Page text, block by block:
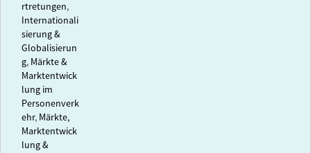
rtretungen,
Internationali
sierung &
Globalisierun
g, Märkte &
Marktentwick
lung im
Personenverk
ehr, Märkte,
Marktentwick
lung &